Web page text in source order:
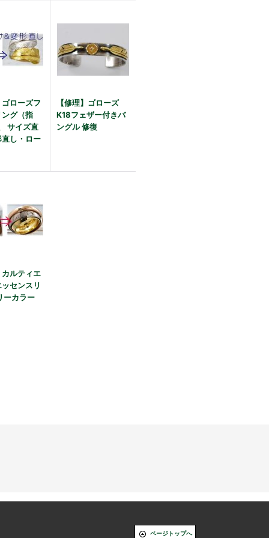
ローズフ
グ（指
サイズ直
し・ロー
【修理】ゴローズ
K18フェザー付きバ
ングル 修復
ルティエ
センスリ
ーカラー
ページトップへ